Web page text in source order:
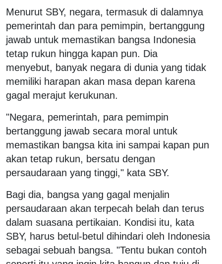
Menurut SBY, negara, termasuk di dalamnya
pemerintah dan para pemimpin, bertanggung
jawab untuk memastikan bangsa Indonesia
tetap rukun hingga kapan pun. Dia
menyebut, banyak negara di dunia yang tidak
memiliki harapan akan masa depan karena
gagal merajut kerukunan.
"Negara, pemerintah, para pemimpin
bertanggung jawab secara moral untuk
memastikan bangsa kita ini sampai kapan pun
akan tetap rukun, bersatu dengan
persaudaraan yang tinggi," kata SBY.
Bagi dia, bangsa yang gagal menjalin
persaudaraan akan terpecah belah dan terus
dalam suasana pertikaian. Kondisi itu, kata
SBY, harus betul-betul dihindari oleh Indonesia
sebagai sebuah bangsa. "Tentu bukan contoh